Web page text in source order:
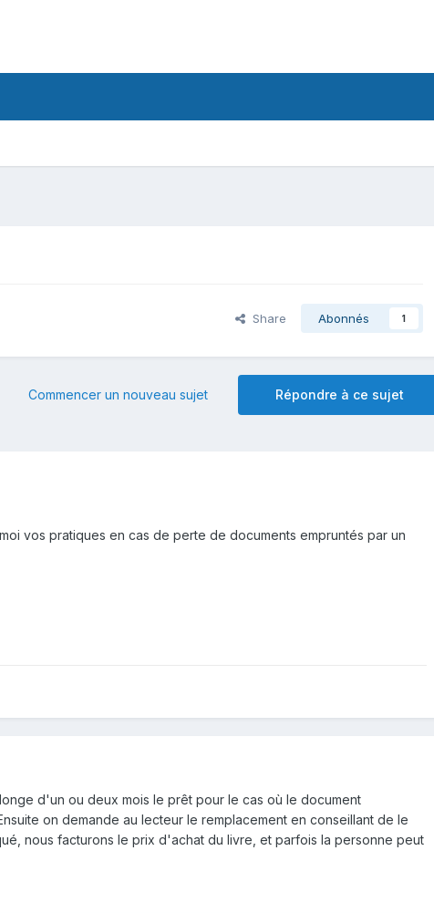
Share Abonnés 1
Répondre à ce sujet
Commencer un nouveau sujet
vos pratiques en cas de perte de documents empruntés par un
d'un ou deux mois le prêt pour le cas où le document
on demande au lecteur le remplacement en conseillant de le
nous facturons le prix d'achat du livre, et parfois la personne peut